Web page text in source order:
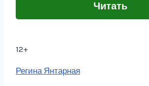
Читать
12+
Метки
Регина Янтарная